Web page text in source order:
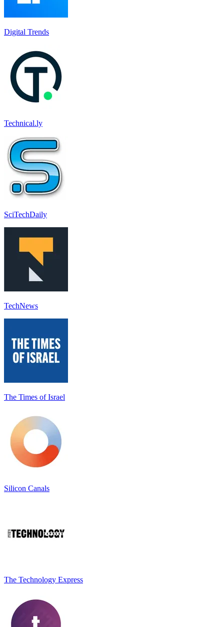
Digital Trends
Technical.ly
SciTechDaily
TechNews
The Times of Israel
Silicon Canals
The Technology Express